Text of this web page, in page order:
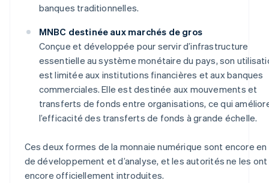
banques traditionnelles.
MNBC destinée aux marchés de gros
Conçue et développée pour servir d’infrastructure
essentielle au système monétaire du pays, son
est limitée aux institutions financières et aux banques
commerciales. Elle est destinée aux mouvements et
transferts de fonds entre organisations, ce qui
l’efficacité des transferts de fonds à grande échelle.
Ces deux formes de la monnaie numérique sont encore
de développement et d’analyse, et les autorités ne les
encore officiellement introduites.